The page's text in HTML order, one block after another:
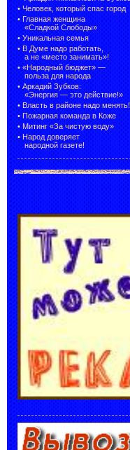
• Человек, который спас город
• Главная женщина
«Сладкой Слободы»
• Уникальная семья
• В Думе надо работать,
а не «место занимать»!
• «Народный бюджет» —
польза для народа
• Аркадий Зубков:
«Энергия — это действие!»
• Власть в районе надо менять!
• Пожарная команда в Коже
• Митинг «За чистую воду»
• Народ доверяет
народной газете!